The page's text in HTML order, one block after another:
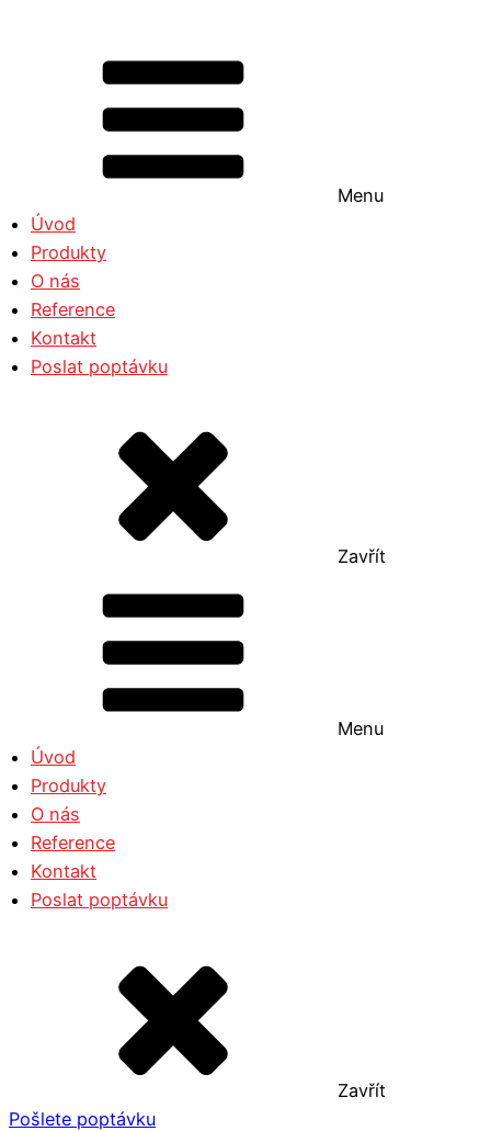
Menu
Úvod
Produkty
O nás
Reference
Kontakt
Poslat poptávku
Zavřít
Menu
Úvod
Produkty
O nás
Reference
Kontakt
Poslat poptávku
Zavřít
Pošlete poptávku